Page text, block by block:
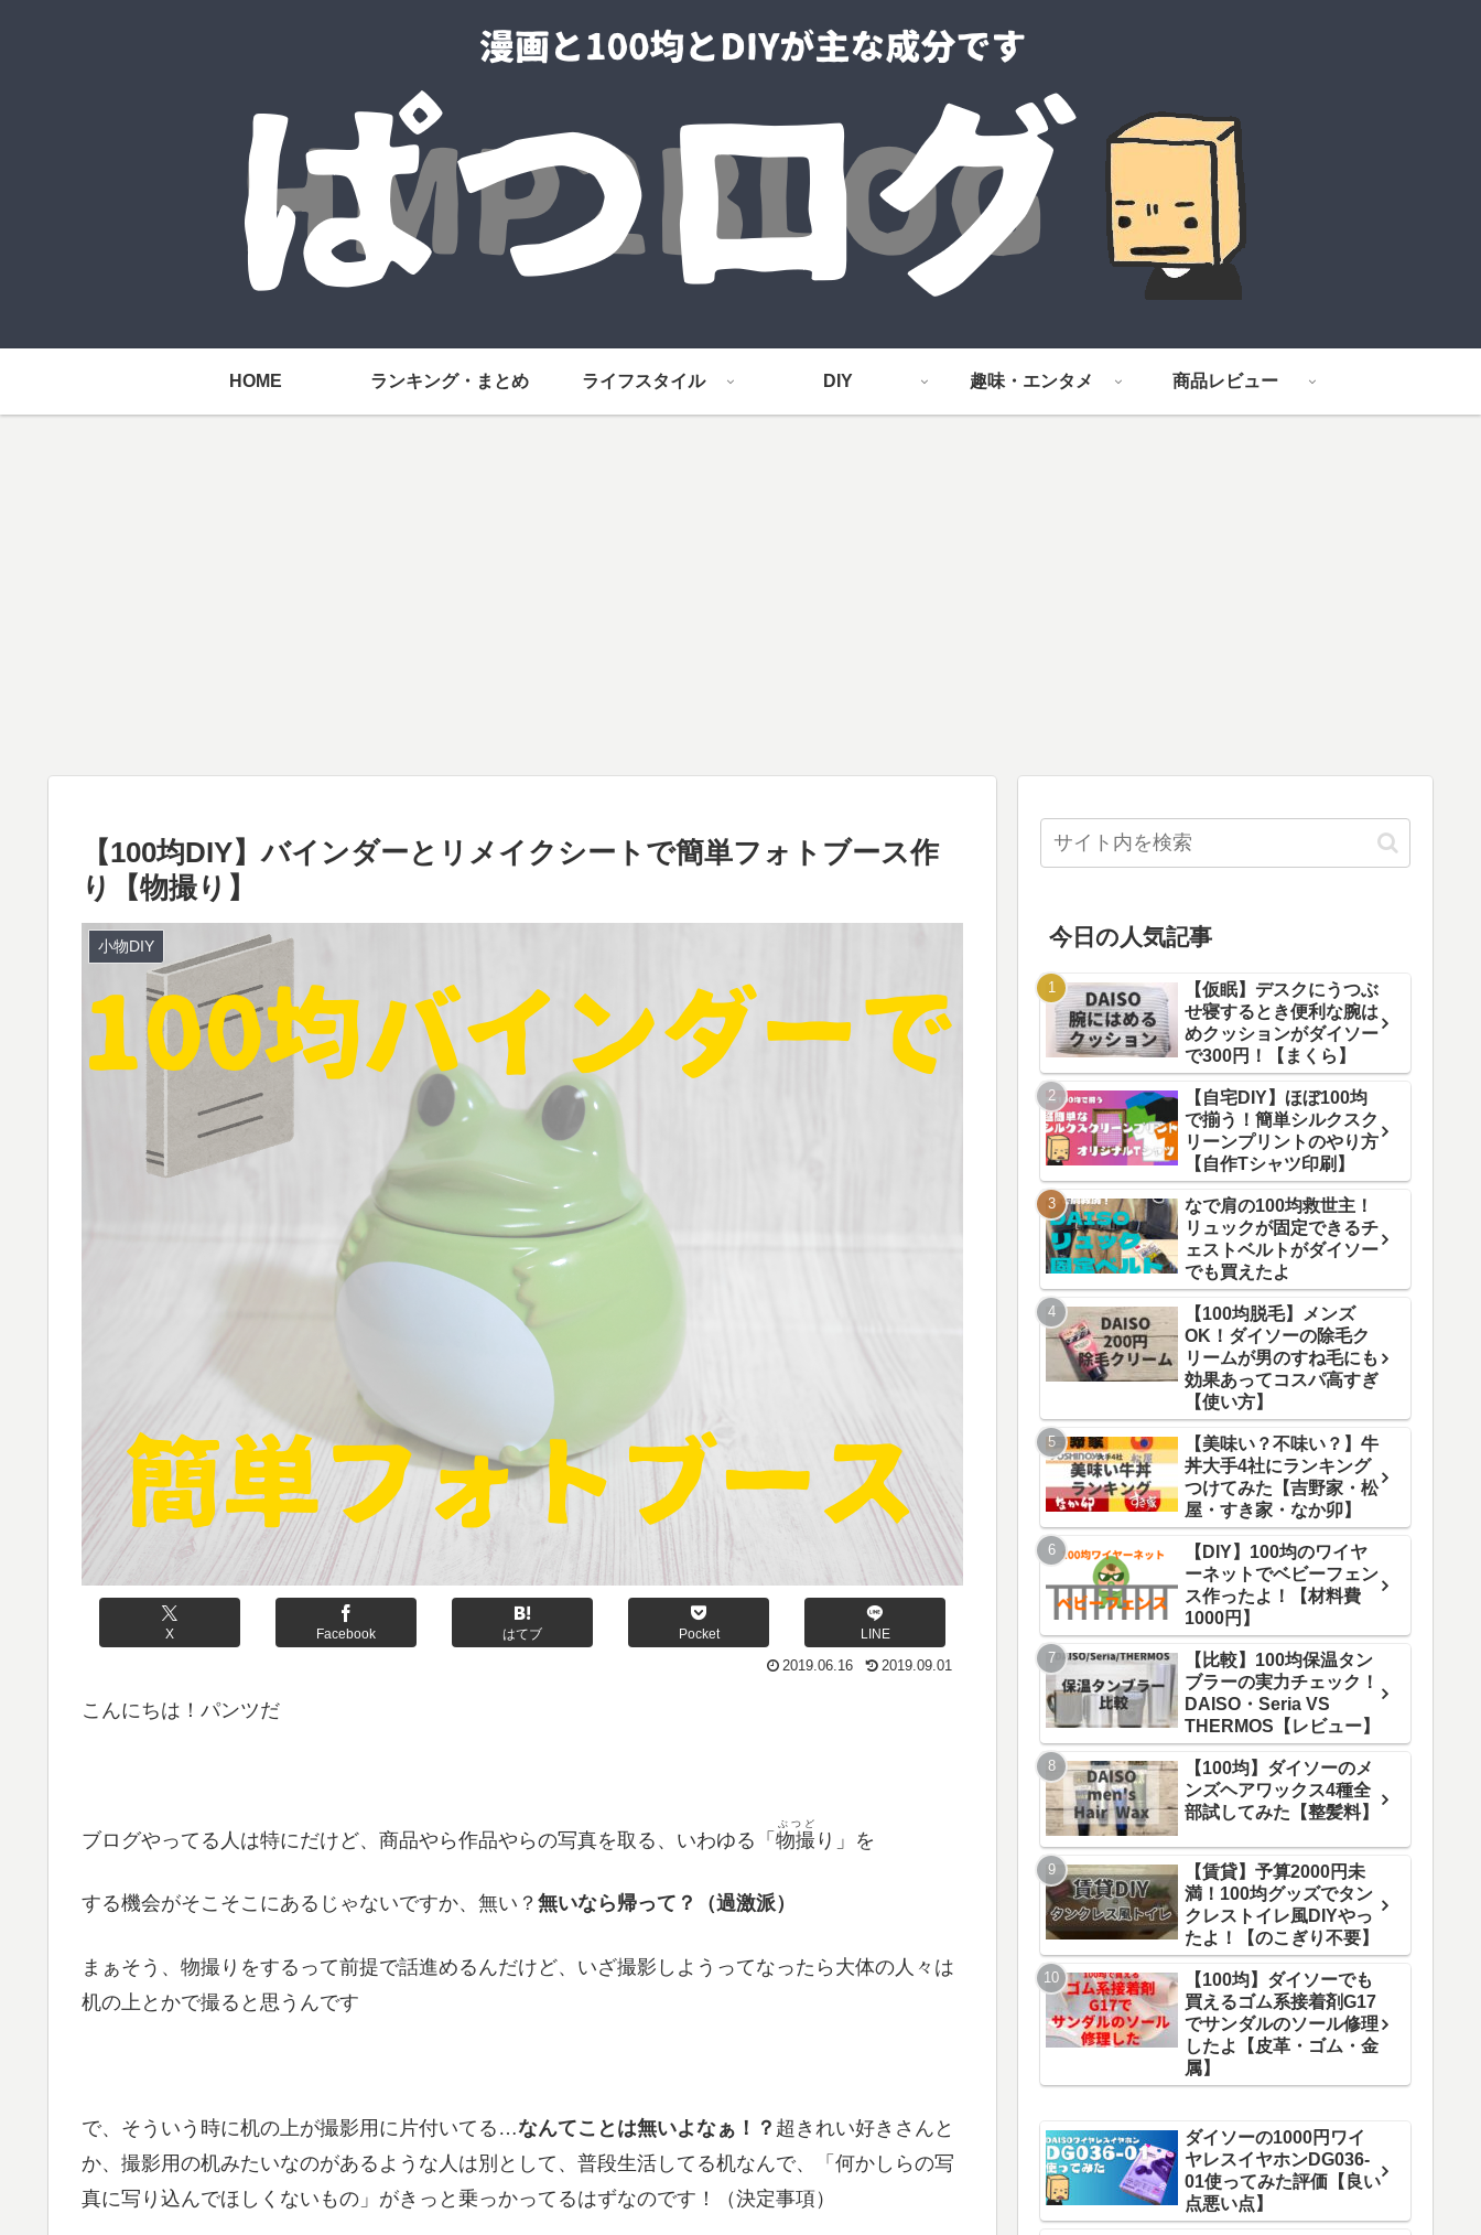
HOME ランキング・まとめ ライフスタイル DIY 趣味・エンタメ 商品レビュー
【100均DIY】バインダーとリメイクシートで簡単フォトブース作
り【物撮り】
小物DIY
X Facebook はてブ Pocket LINE
2019.06.16 2019.09.01
こんにちは！パンツだ
ブログやってる人は特にだけど、商品やら作品やらの写真を取る、いわゆる「 物撮
ぶつど
り」を
する機会がそこそこにあるじゃないですか、無い？ 無いなら帰って？（過激派）
まぁそう、物撮りをするって前提で話進めるんだけど、いざ撮影しようってなったら大体の人々は
机の上とかで撮ると思うんです
で、そういう時に机の上が撮影用に片付いてる…なんてことは無いよなぁ！？ 超きれい好きさんと
か、撮影用の机みたいなのがあるような人は別として、普段生活してる机なんで、「何かしらの写
真に写り込んでほしくないもの」がきっと乗っかってるはずなのです！（決定事項）
今日の人気記事
【仮眠】デスクにうつぶ
せ寝するとき便利な腕は
めクッションがダイソー
で300円！【まくら】
【自宅DIY】ほぼ100均
で揃う！簡単シルクスク
リーンプリントのやり方
【自作Tシャツ印刷】
なで肩の100均救世主！
リュックが固定できるチ
ェストベルトがダイソー
でも買えたよ
【100均脱毛】メンズ
OK！ダイソーの除毛ク
リームが男のすね毛にも
効果あってコスパ高すぎ
【使い方】
【美味い？不味い？】牛
丼大手4社にランキング
つけてみた【吉野家・松
屋・すき家・なか卯】
【DIY】100均のワイヤ
ーネットでベビーフェン
ス作ったよ！【材料費
1000円】
【比較】100均保温タン
ブラーの実力チェック！
DAISO・Seria VS
THERMOS【レビュー】
【100均】ダイソーのメ
ンズヘアワックス4種全
部試してみた【整髪料】
【賃貸】予算2000円未
満！100均グッズでタン
クレストイレ風DIYやっ
たよ！【のこぎり不要】
【100均】ダイソーでも
買えるゴム系接着剤G17
でサンダルのソール修理
したよ【皮革・ゴム・金
属】
ダイソーの1000円ワイ
ヤレスイヤホンDG036-
01使ってみた評価【良い
点悪い点】